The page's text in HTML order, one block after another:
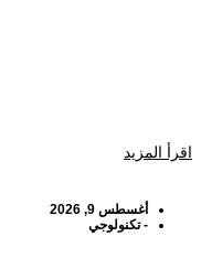
اقرأ المزيد
أغسطس 9, 2026
- تكنولوجي